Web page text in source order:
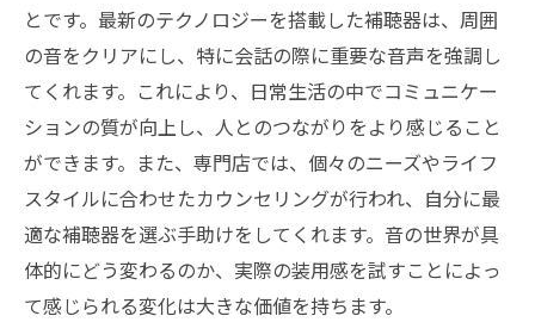
とです。最新のテクノロジーを搭載した補聴器は、周囲
の音をクリアにし、特に会話の際に重要な音声を強調し
てくれます。これにより、日常生活の中でコミュニケー
ションの質が向上し、人とのつながりをより感じること
ができます。また、専門店では、個々のニーズやライフ
スタイルに合わせたカウンセリングが行われ、自分に最
適な補聴器を選ぶ手助けをしてくれます。音の世界が具
体的にどう変わるのか、実際の装用感を試すことによっ
て感じられる変化は大きな価値を持ちます。